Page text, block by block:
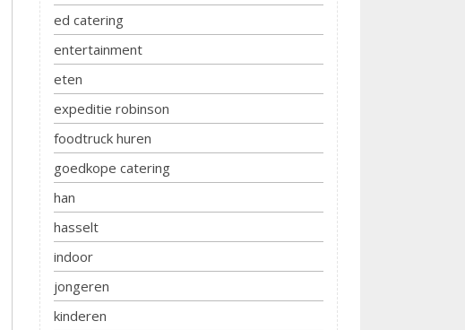
ed catering
entertainment
eten
expeditie robinson
foodtruck huren
goedkope catering
han
hasselt
indoor
jongeren
kinderen